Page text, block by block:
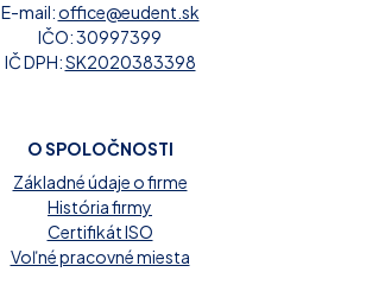
E-mail:office@eudent.sk
IČO: 30997399
IČ DPH:SK2020383398
O SPOLOČNOSTI
Základné údaje o firme
História firmy
Certifikát ISO
Voľné pracovné miesta